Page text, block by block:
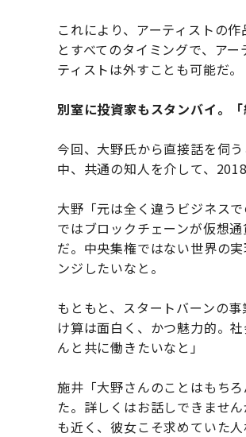
これにより、アーティストの
とすべてのタイミングで、ア
ティストは外すことも可能だ。
別室に投資家もスタンバイ。
今回、大野氏から直接話を伺
中、共通の知人を介して、
大野「元は全く違うビジネス
ではブロックチェーンが仮想
だ。中央集権ではない世界の
ンジしたいなと。
もともと、スタートバーンの
け算は面白く、かつ魅力的。
んと共に働きたいなと」
施井「大野さんのことはもち
た。詳しくはお話しできませ
も近く、彼女こそ求めていた人